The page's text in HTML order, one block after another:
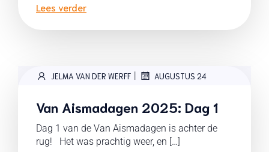
Lees verder
JELMA VAN DER WERFF | AUGUSTUS 24
Van Aismadagen 2025: Dag 1
Dag 1 van de Van Aismadagen is achter de
rug! Het was prachtig weer, en […]